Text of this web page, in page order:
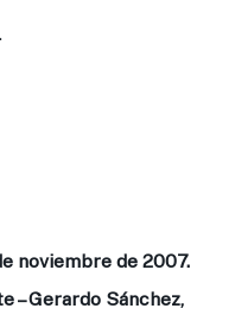
noviembre de 2007.
– Gerardo Sánchez,